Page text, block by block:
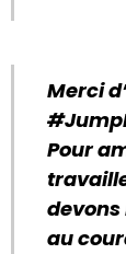
Merci
Pour
au